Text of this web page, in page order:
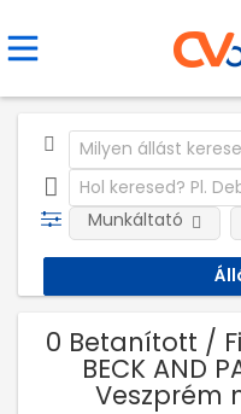
Munkáltató
0 Betanított /
BECK AND
Veszprém